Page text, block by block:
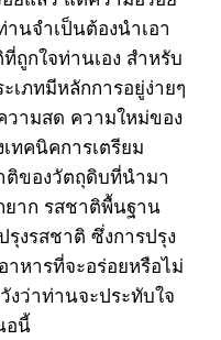
นจำเป็นต้องนำเอา
ถูกใจท่านเอง สำหรับ
เภทมีหลักการอยู่ง่ายๆ
ามสด ความใหม่ของ
ทคนิคการเตรียม
ติของวัตถุดิบที่นำมา
ยาก รสชาติพื้นฐาน
งรสชาติ ซึ่งการปรุง
หารที่จะอร่อยหรือไม่
งว่าท่านจะประทับใจ
อนี้